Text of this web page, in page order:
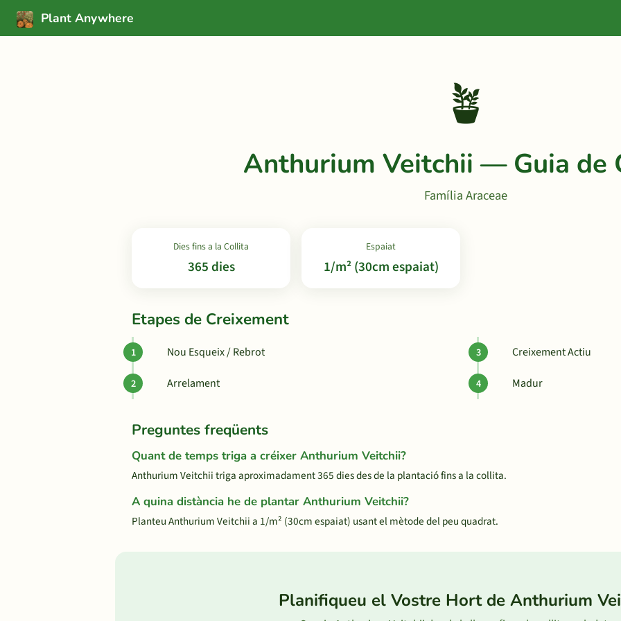
Plant Anywhere
🪴
Anthurium Veitchii — Guia de
Família Araceae
Dies fins a la Collita
365 dies
Espaiat
1/m² (30cm espaiat)
Etapes de Creixement
Nou Esqueix / Rebrot
Arrelament
Creixement Actiu
Madur
Preguntes freqüents
Quant de temps triga a créixer Anthurium Veitchii?
Anthurium Veitchii triga aproximadament 365 dies des de la plantació fins a la collita.
A quina distància he de plantar Anthurium Veitchii?
Planteu Anthurium Veitchii a 1/m² (30cm espaiat) usant el mètode del peu quadrat.
Planifiqueu el Vostre Hort de Anthurium